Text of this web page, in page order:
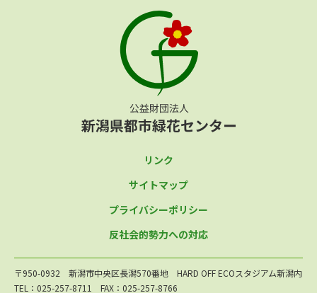
リンク
サイトマップ
プライバシーポリシー
反社会的勢力への対応
〒950-0932 新潟市中央区長潟570番地 HARD OFF ECOスタジアム新潟内
TEL：025-257-8711 FAX：025-257-8766